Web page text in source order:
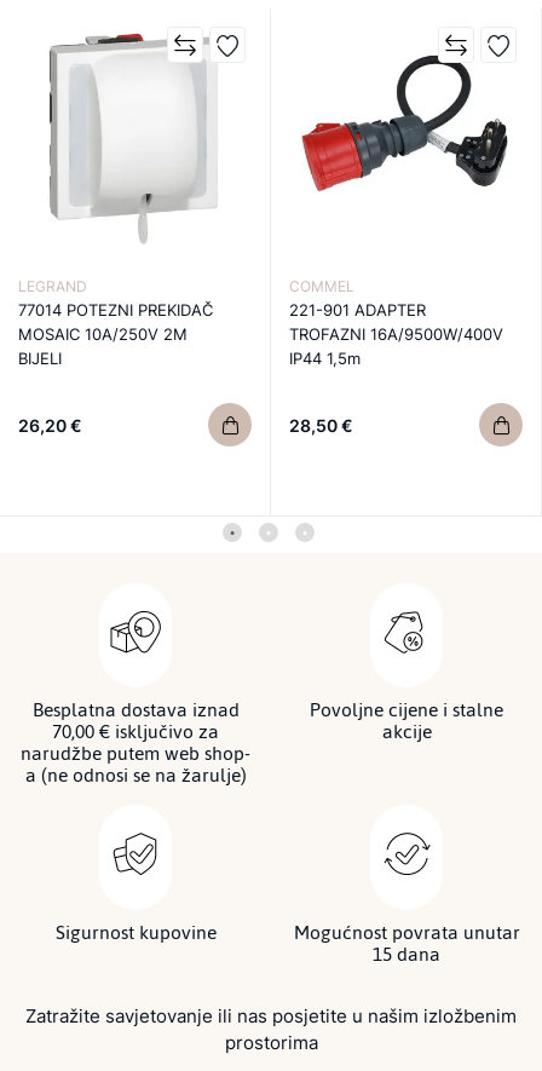
LEGRAND
77014 POTEZNI PREKIDAČ
MOSAIC 10A/250V 2M
BIJELI
26,20 €
COMMEL
221-901 ADAPTER
TROFAZNI 16A/9500W/400V
IP44 1,5m
28,50 €
Besplatna dostava iznad
70,00 € isključivo za
narudžbe putem web shop-
a (ne odnosi se na žarulje)
Povoljne cijene i stalne
akcije
Sigurnost kupovine Mogućnost povrata unutar
15 dana
Zatražite savjetovanje ili nas posjetite u našim izložbenim
prostorima